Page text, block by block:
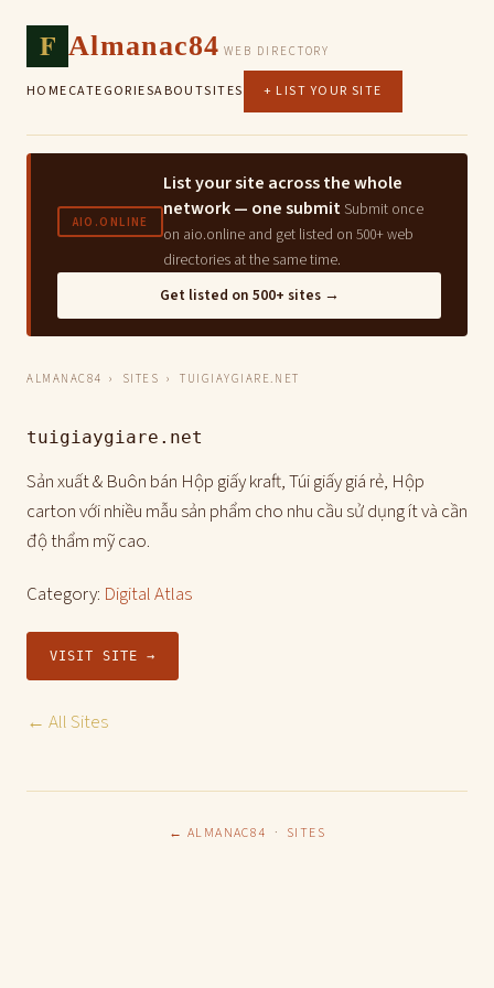
F Almanac84 WEB DIRECTORY
HOMECATEGORIESABOUTSITES + LIST YOUR SITE
AIO.ONLINE
List your site across the whole
network — one submit Submit once
on aio.online and get listed on 500+ web
directories at the same time.
Get listed on 500+ sites →
ALMANAC84 › SITES › TUIGIAYGIARE.NET
tuigiaygiare.net
Sản xuất & Buôn bán Hộp giấy kraft, Túi giấy giá rẻ, Hộp
carton với nhiều mẫu sản phẩm cho nhu cầu sử dụng ít và cần
độ thẩm mỹ cao.
Category: Digital Atlas
VISIT SITE →
← All Sites
← ALMANAC84 · SITES